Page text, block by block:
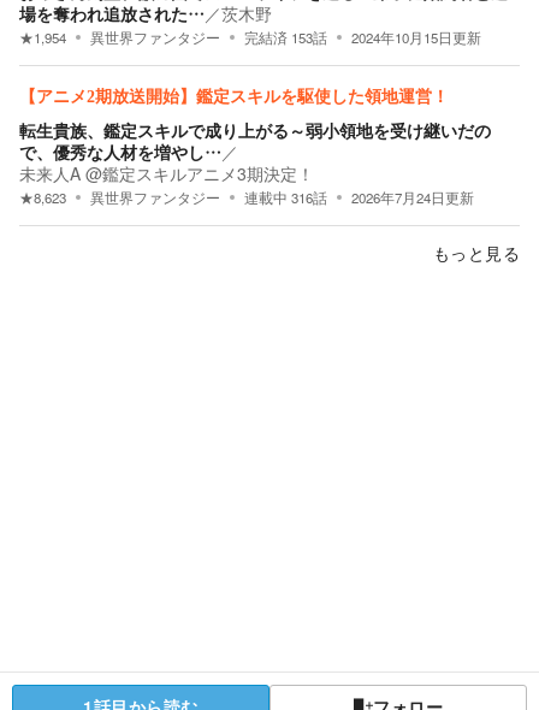
場を奪われ追放された… ／茨木野
★1,954 異世界ファンタジー 完結済 153話 2024年10月15日更新
【アニメ2期放送開始】鑑定スキルを駆使した領地運営！
転生貴族、鑑定スキルで成り上がる～弱小領地を受け継いだの
で、優秀な人材を増やし… ／
未来人A @鑑定スキルアニメ3期決定！
★8,623 異世界ファンタジー 連載中 316話 2026年7月24日更新
もっと見る